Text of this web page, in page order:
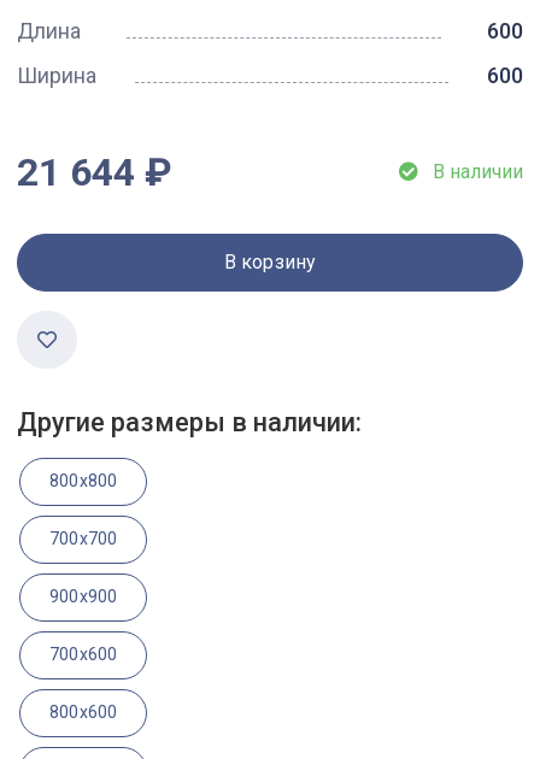
Длина
600
Ширина
600
21 644 ₽ В наличии
В корзину
Другие размеры в наличии:
800x800
700x700
900x900
700x600
800x600